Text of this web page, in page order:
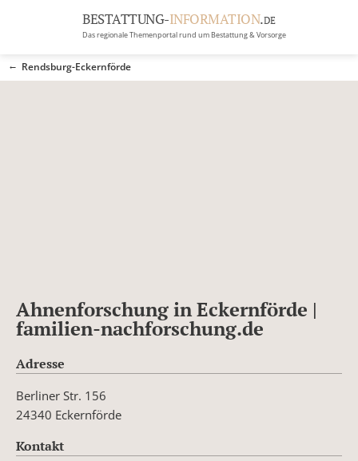
BESTATTUNG-INFORMATION.DE
Das regionale Themenportal rund um Bestattung & Vorsorge
BRANCHEN
Rendsburg-Eckernförde
Ahnenforschung in Eckernförde |
familien-nachforschung.de
Adresse
Berliner Str. 156
24340 Eckernförde
Kontakt